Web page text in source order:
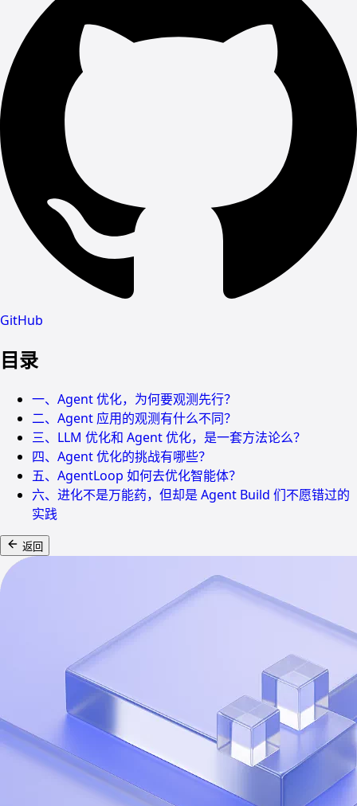
GitHub
目录
一、Agent 优化，为何要观测先行？
二、Agent 应用的观测有什么不同？
三、LLM 优化和 Agent 优化，是一套方法论么？
四、Agent 优化的挑战有哪些？
五、AgentLoop 如何去优化智能体？
六、进化不是万能药，但却是 Agent Build 们不愿错过的
实践
返回